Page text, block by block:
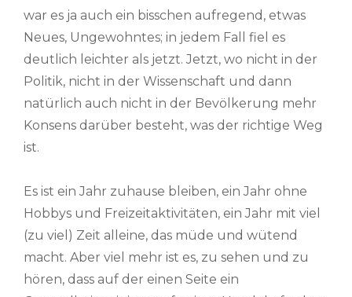
war es ja auch ein bisschen aufregend, etwas
Neues, Ungewohntes; in jedem Fall fiel es
deutlich leichter als jetzt. Jetzt, wo nicht in der
Politik, nicht in der Wissenschaft und dann
natürlich auch nicht in der Bevölkerung mehr
Konsens darüber besteht, was der richtige Weg
ist.
Es ist ein Jahr zuhause bleiben, ein Jahr ohne
Hobbys und Freizeitaktivitäten, ein Jahr mit viel
(zu viel) Zeit alleine, das müde und wütend
macht. Aber viel mehr ist es, zu sehen und zu
hören, dass auf der einen Seite ein